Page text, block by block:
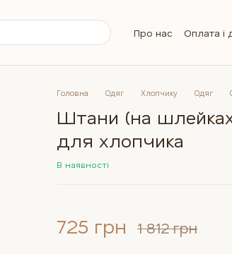
Про нас
Оплата і
Контактна
Питання та
Головна Одяг Хлопчику Одяг
Штани (на
для хлопчика
В наявності
725 грн 1 812 грн